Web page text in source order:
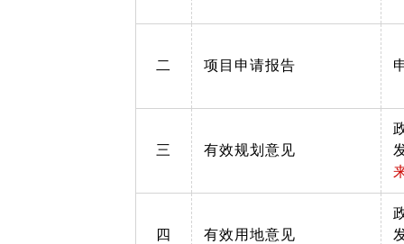
二 项目申请报告
三 有效规划意见
四 有效用地意见